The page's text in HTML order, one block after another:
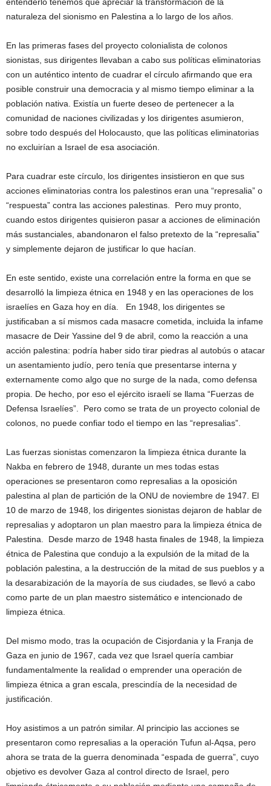
naturaleza del sionismo en Palestina a lo largo de los años.
En las primeras fases del proyecto colonialista de colonos
sionistas, sus dirigentes llevaban a cabo sus políticas eliminatorias
con un auténtico intento de cuadrar el círculo afirmando que era
posible construir una democracia y al mismo tiempo eliminar a la
población nativa. Existía un fuerte deseo de pertenecer a la
comunidad de naciones civilizadas y los dirigentes asumieron,
sobre todo después del Holocausto, que las políticas eliminatorias
no excluirían a Israel de esa asociación.
Para cuadrar este círculo, los dirigentes insistieron en que sus
acciones eliminatorias contra los palestinos eran una “represalia” o
“respuesta” contra las acciones palestinas. Pero muy pronto,
cuando estos dirigentes quisieron pasar a acciones de eliminación
más sustanciales, abandonaron el falso pretexto de la “represalia”
y simplemente dejaron de justificar lo que hacían.
En este sentido, existe una correlación entre la forma en que se
desarrolló la limpieza étnica en 1948 y en las operaciones de los
israelíes en Gaza hoy en día. En 1948, los dirigentes se
justificaban a sí mismos cada masacre cometida, incluida la infame
masacre de Deir Yassine del 9 de abril, como la reacción a una
acción palestina: podría haber sido tirar piedras al autobús o atacar
un asentamiento judío, pero tenía que presentarse interna y
externamente como algo que no surge de la nada, como defensa
propia. De hecho, por eso el ejército israelí se llama “Fuerzas de
Defensa Israelíes”. Pero como se trata de un proyecto colonial de
colonos, no puede confiar todo el tiempo en las “represalias”.
Las fuerzas sionistas comenzaron la limpieza étnica durante la
Nakba en febrero de 1948, durante un mes todas estas
operaciones se presentaron como represalias a la oposición
palestina al plan de partición de la ONU de noviembre de 1947. El
10 de marzo de 1948, los dirigentes sionistas dejaron de hablar de
represalias y adoptaron un plan maestro para la limpieza étnica de
Palestina. Desde marzo de 1948 hasta finales de 1948, la limpieza
étnica de Palestina que condujo a la expulsión de la mitad de la
población palestina, a la destrucción de la mitad de sus pueblos y a
la desarabización de la mayoría de sus ciudades, se llevó a cabo
como parte de un plan maestro sistemático e intencionado de
limpieza étnica.
Del mismo modo, tras la ocupación de Cisjordania y la Franja de
Gaza en junio de 1967, cada vez que Israel quería cambiar
fundamentalmente la realidad o emprender una operación de
limpieza étnica a gran escala, prescindía de la necesidad de
justificación.
Hoy asistimos a un patrón similar. Al principio las acciones se
presentaron como represalias a la operación Tufun al-Aqsa, pero
ahora se trata de la guerra denominada “espada de guerra”, cuyo
objetivo es devolver Gaza al control directo de Israel, pero